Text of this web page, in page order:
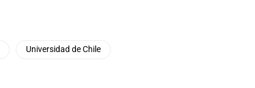
Universidad de Chile